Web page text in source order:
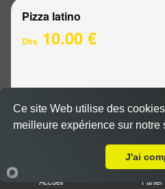
Pizza latino
Dès 10.00 €
Base sauce tomate,
sauce barbecue
Accueil Panier
Ce site Web utilise des
meilleure expérience sur notre
J'ai